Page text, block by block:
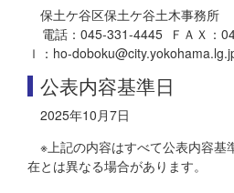
保土ケ谷区保土ケ谷土木事務所
電話：045-331-4445 ＦＡＸ：
ｌ：ho-
公表内容基準日
2025年10月7日
※上記の内容はすべて公表内容基
在とは異なる場合があります。